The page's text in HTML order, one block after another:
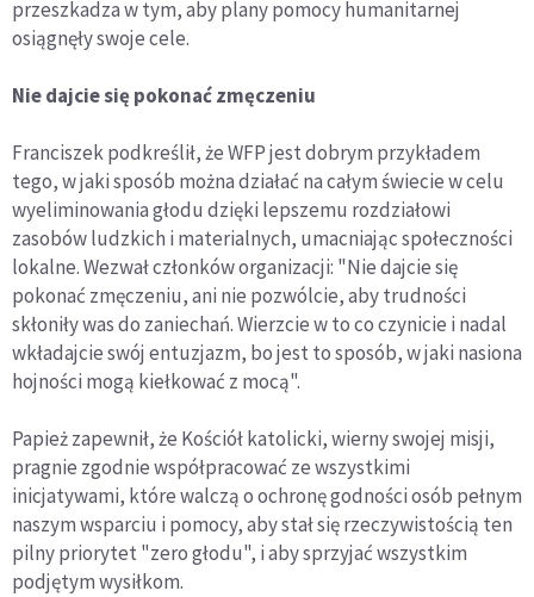
przeszkadza w tym, aby plany pomocy humanitarnej
osiągnęły swoje cele.
Nie dajcie się pokonać zmęczeniu
Franciszek podkreślił, że WFP jest dobrym przykładem
tego, w jaki sposób można działać na całym świecie w celu
wyeliminowania głodu dzięki lepszemu rozdziałowi
zasobów ludzkich i materialnych, umacniając społeczności
lokalne. Wezwał członków organizacji: "Nie dajcie się
pokonać zmęczeniu, ani nie pozwólcie, aby trudności
skłoniły was do zaniechań. Wierzcie w to co czynicie i nadal
wkładajcie swój entuzjazm, bo jest to sposób, w jaki nasiona
hojności mogą kiełkować z mocą".
Papież zapewnił, że Kościół katolicki, wierny swojej misji,
pragnie zgodnie współpracować ze wszystkimi
inicjatywami, które walczą o ochronę godności osób pełnym
naszym wsparciu i pomocy, aby stał się rzeczywistością ten
pilny priorytet "zero głodu", i aby sprzyjać wszystkim
podjętym wysiłkom.